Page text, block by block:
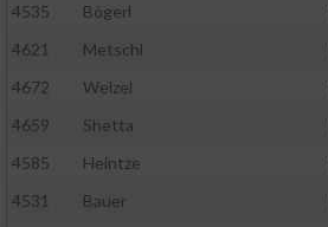
4535
Bögerl
4621
Metschl
4672
Welzel
4659
Shetta
4585
Heintze
4531
Bauer